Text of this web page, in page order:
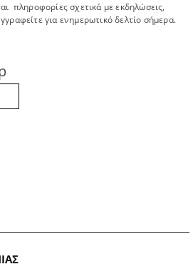
πληροφορίες σχετικά με εκδηλώσεις,
για ενημερωτικό δελτίο σήμερα.